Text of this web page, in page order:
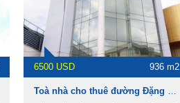
6500 USD 936 m2